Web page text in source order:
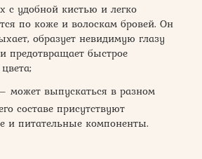
с удобной кистью и легко
по коже и волоскам бровей. Он
образует невидимую глазу
предотвращает быстрое
может выпускаться в разном
составе присутствуют
и питательные компоненты.